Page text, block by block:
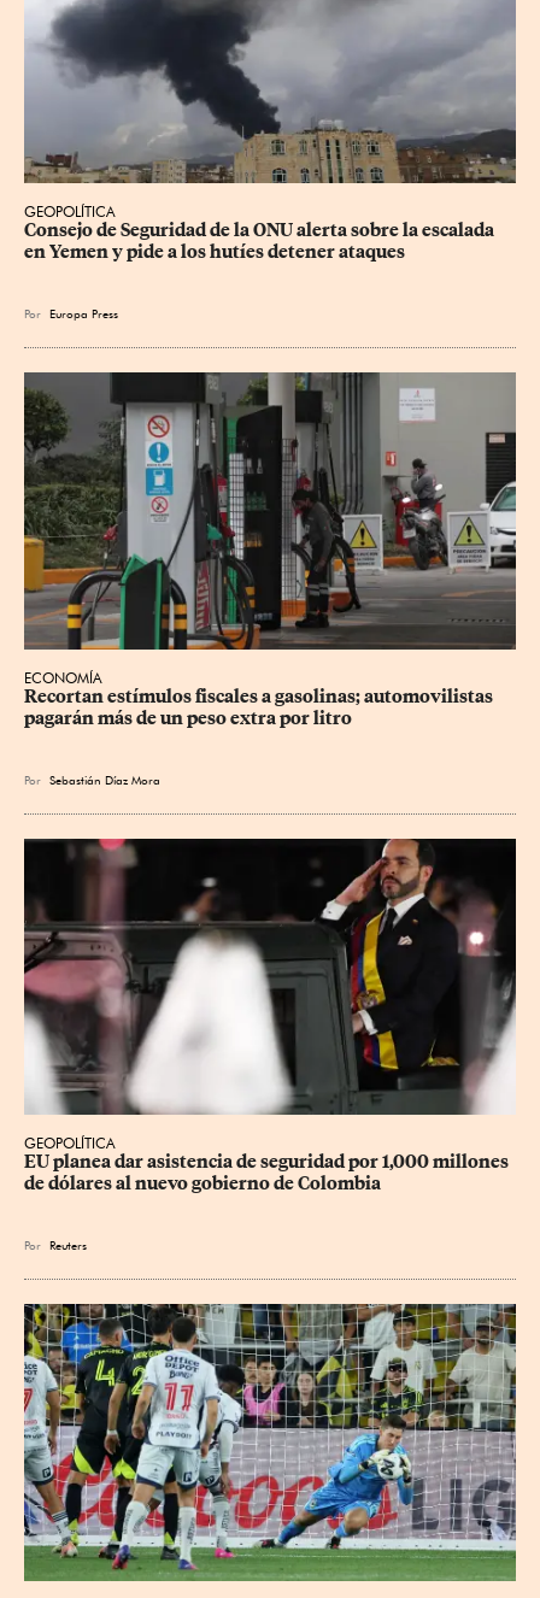
GEOPOLÍTICA
Consejo de Seguridad de la ONU alerta sobre la escalada
en Yemen y pide a los hutíes detener ataques
Por Europa Press
ECONOMÍA
Recortan estímulos fiscales a gasolinas; automovilistas
pagarán más de un peso extra por litro
Por Sebastián Díaz Mora
GEOPOLÍTICA
EU planea dar asistencia de seguridad por 1,000 millones
de dólares al nuevo gobierno de Colombia
Por Reuters